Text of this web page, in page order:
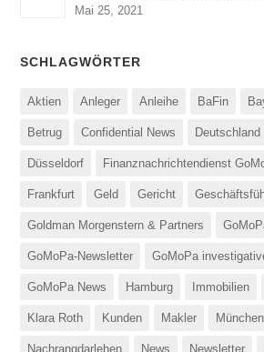
Mai 25, 2021
SCHLAGWÖRTER
Aktien Anleger Anleihe BaFin
Betrug Confidential News Deutschland
Düsseldorf Finanznachrichtendienst
Frankfurt Geld Gericht
Goldman Morgenstern & Partners
GoMoPa-Newsletter GoMoPa
GoMoPa News Hamburg Immobilien
Klara Roth Kunden Makler München
Nachrangdarlehen News Newsletter